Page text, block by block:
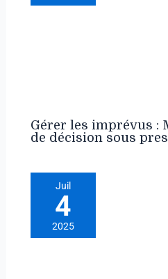
Gérer les imprévus :
de décision sous
Juil
4
2025